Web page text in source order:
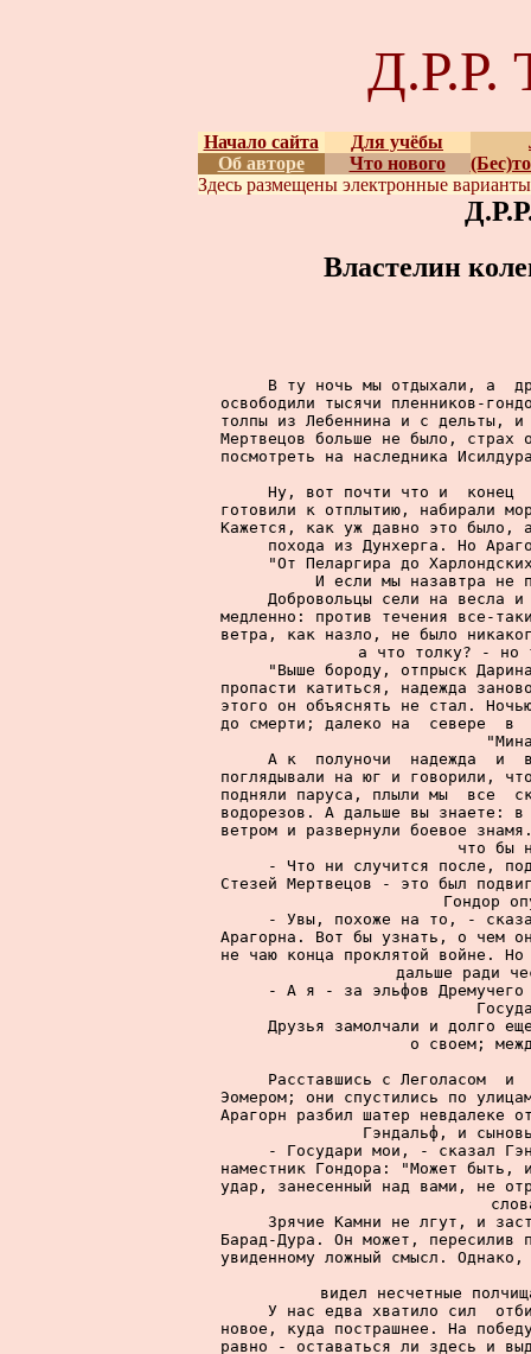
Начало сайта Для учёбы
Об авторе
Что нового
Здесь размещены электронные
Властелин
В ту ночь мы отдыхали, а
освободили тысячи пленников-
толпы из Лебеннина и с дельты, и
Мертвецов больше не было,
посмотреть на наследника
Ну, вот почти что и  конец
готовили к отплытию, набирали
Кажется, как уж давно это было,
похода из Дунхерга. Но
"От Пеларгира до
И если мы назавтра не
Добровольцы сели на весла
медленно: против течения все-
ветра, как назло, не было
а что толку? - но
"Выше бороду, отпрыск
пропасти катиться, надежда
этого он объяснять не стал.
до смерти; далеко на  севере  в
А к  полуночи  надежда  и
поглядывали на юг и говорили,
подняли паруса, плыли мы  все
водорезов. А дальше вы знаете: в
ветром и развернули боевое
что бы
- Что ни случится после,
Стезей Мертвецов - это был
Гондор
- Увы, похоже на то, -
Арагорна. Вот бы узнать, о чем
не чаю конца проклятой войне.
дальше ради
- А я - за эльфов
Друзья замолчали и долго
о своем;
Расставшись с Леголасом  и
Эомером; они спустились по
Арагорн разбил шатер невдалеке
Гэндальф, и
- Государи мои, - сказал
наместник Гондора: "Может быть,
удар, занесенный над вами, не
Зрячие Камни не лгут, и
Барад-Дура. Он может, пересилив
увиденному ложный смысл.
видел несчетные
У нас едва хватило сил
новое, куда пострашнее. На
равно - оставаться ли здесь и